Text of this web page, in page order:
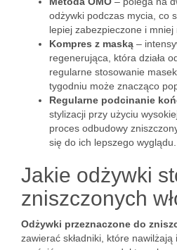
odżywki podczas mycia, co
lepiej zabezpieczone i mniej
Kompres z maską –
regenerująca, która działa
regularne stosowanie
tygodniu może znacząco
Regularne podcinanie
stylizacji przy użyciu
proces odbudowy
się do ich lepszego wyglądu.
Jakie odżywki
zniszczonych
Odżywki przeznaczone do
zawierać składniki, które